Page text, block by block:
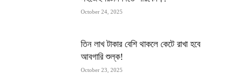
October 24, 2025
তিন লাখ টাকার বেশি থাকলে কেটে রাখা হবে
আবগারি শুল্ক!
October 23, 2025